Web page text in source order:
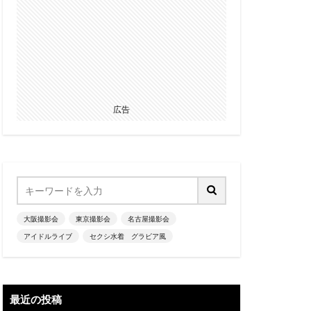
広告
大阪撮影会 東京撮影会 名古屋撮影会
アイドルライブ セクシ水着 グラビア風
最近の投稿